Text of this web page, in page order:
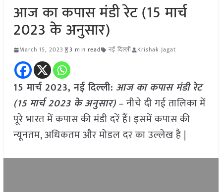
आज का कपास मंडी रेट (15 मार्च
2023 के अनुसार)
March 15, 2023 3 min read नई दिल्ली Krishak Jagat
15 मार्च 2023, नई दिल्ली: आज का कपास मंडी रेट
(15 मार्च 2023 के अनुसार)– नीचे दी गई तालिका में
पूरे भारत में कपास की मंडी दरें हैं। इसमें कपास की
न्यूनतम, अधिकतम और मोडल दर का उल्लेख है |